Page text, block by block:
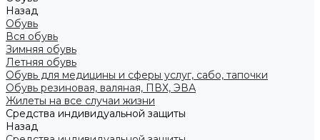
Назад
Обувь
Вся обувь
Зимняя обувь
Летняя обувь
Обувь для медицины и сферы услуг, сабо, тапочки
Обувь резиновая, валяная, ПВХ, ЭВА
Жилеты на все случаи жизни
Средства индивидуальной защиты
Назад